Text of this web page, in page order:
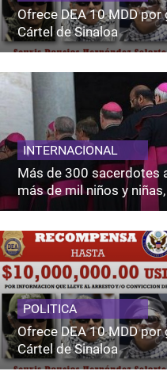
Ofrece DEA 10 MDD
Cártel de Sinaloa
INTERNACIONAL
Más de 300 sacerdotes
más de mil niños y
POLITICA
Ofrece DEA 10 MDD
Cártel de Sinaloa